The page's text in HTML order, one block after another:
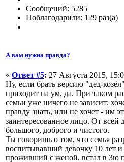
Сообщений: 5285
Поблагодарили: 129 раз(а)
А вам нужна правда?
« Ответ #5: 27 Августа 2015,
Ну, если брать версию "дед-
приходит на ум, да. При таком
семьи уже ничего не зависит:
правду знать, или не хочет - им
заинтересованное лицо. От всей
большого, доброго и чистого.
Ты говоришь о том, что семья
воспитывавший девочку 10 лет и
проживший с женой, встал в 3ю